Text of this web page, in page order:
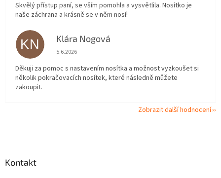
Skvělý přístup paní, se vším pomohla a vysvětlila. Nosítko je
naše záchrana a krásně se v něm nosí!
KN Klára Nogová
Hodnocení obchodu je 5 z 5 hvězdiček.
5.6.2026
Děkuji za pomoc s nastavením nosítka a možnost vyzkoušet si
několik pokračovacích nosítek, které následně můžete
zakoupit.
Zobrazit další hodnocení
Kontakt